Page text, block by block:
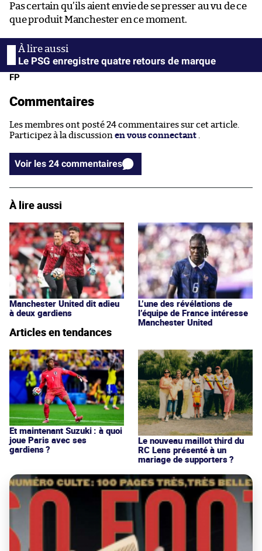
Pas certain qu’ils aient envie de se presser au vu de ce
que produit Manchester en ce moment.
Le PSG enregistre quatre retours de marque
FP
Commentaires
Les membres ont posté 24 commentaires sur cet article.
Participez à la discussion en vous connectant
Voir les 24 commentaires
À lire aussi
Manchester United dit adieu
à deux gardiens
L’une des révélations de
l’équipe de France intéresse
Manchester United
Articles en tendances
Et maintenant Suzuki : à quoi
joue Paris avec ses
gardiens ?
Le nouveau maillot third du
RC Lens présenté à un
mariage de supporters ?